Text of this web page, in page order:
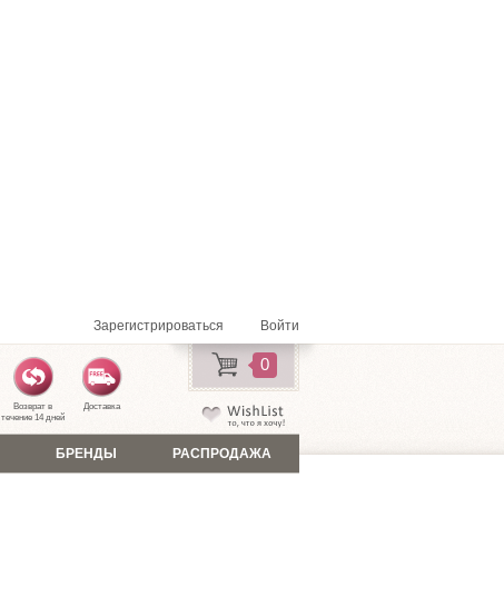
Зарегистрироваться Войти
0
Возврат в
течение 14 дней
Доставка
РАСПРОДАЖА
БРЕНДЫ